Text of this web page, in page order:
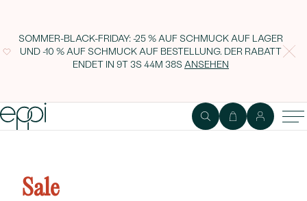
SOMMER-BLACK-FRIDAY: -25 % AUF SCHMUCK AUF LAGER
UND -10 % AUF SCHMUCK AUF BESTELLUNG. DER RABATT
ENDET IN 9T 3S 44M 37SANSEHEN
Sale
Moissaniten Eva